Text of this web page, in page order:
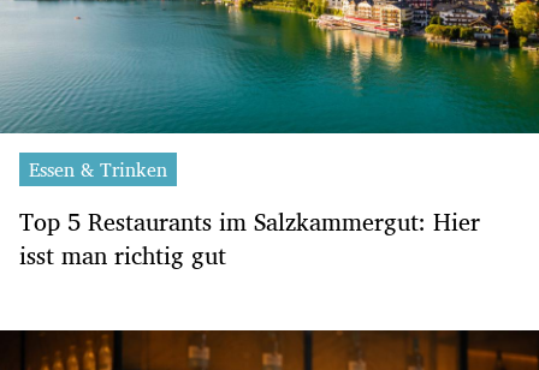
Essen & Trinken
Top 5 Restaurants im Salzkammergut: Hier
isst man richtig gut